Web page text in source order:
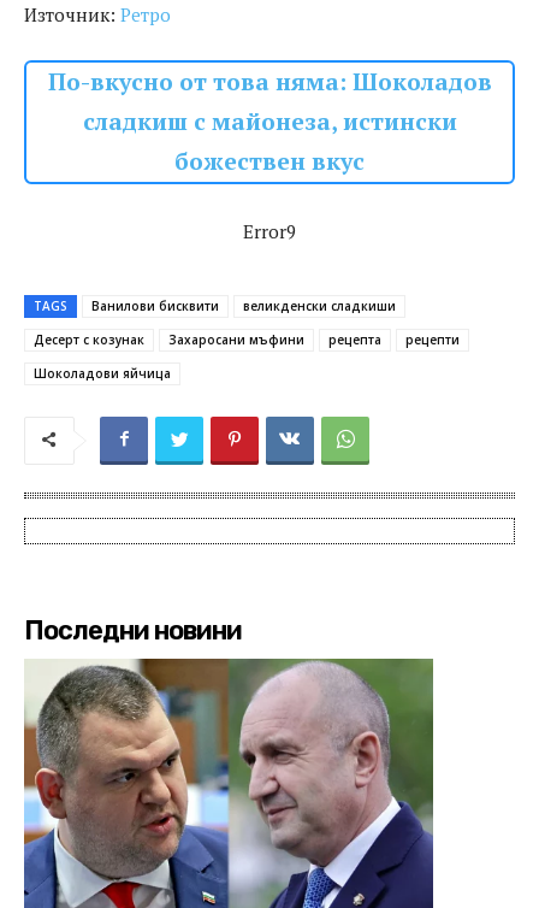
Източник: Ретро
По-вкусно от това няма: Шоколадов
сладкиш с майонеза, истински
божествен вкус
Error9
TAGS Ванилови бисквити
великденски сладкиши
Десерт с козунак
Захаросани мъфини рецепта
рецепти
Шоколадови яйчица
Последни новини